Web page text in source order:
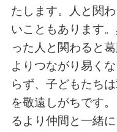
たします。人と関
いこともあります
った人と関わると
よりつながり易く
らず、子どもたち
を敬遠しがちです
るより仲間と一緒